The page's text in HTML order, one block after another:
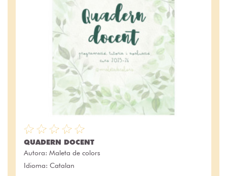
QUADERN DOCENT
Autora: Maleta de colors
Idioma: Catalan